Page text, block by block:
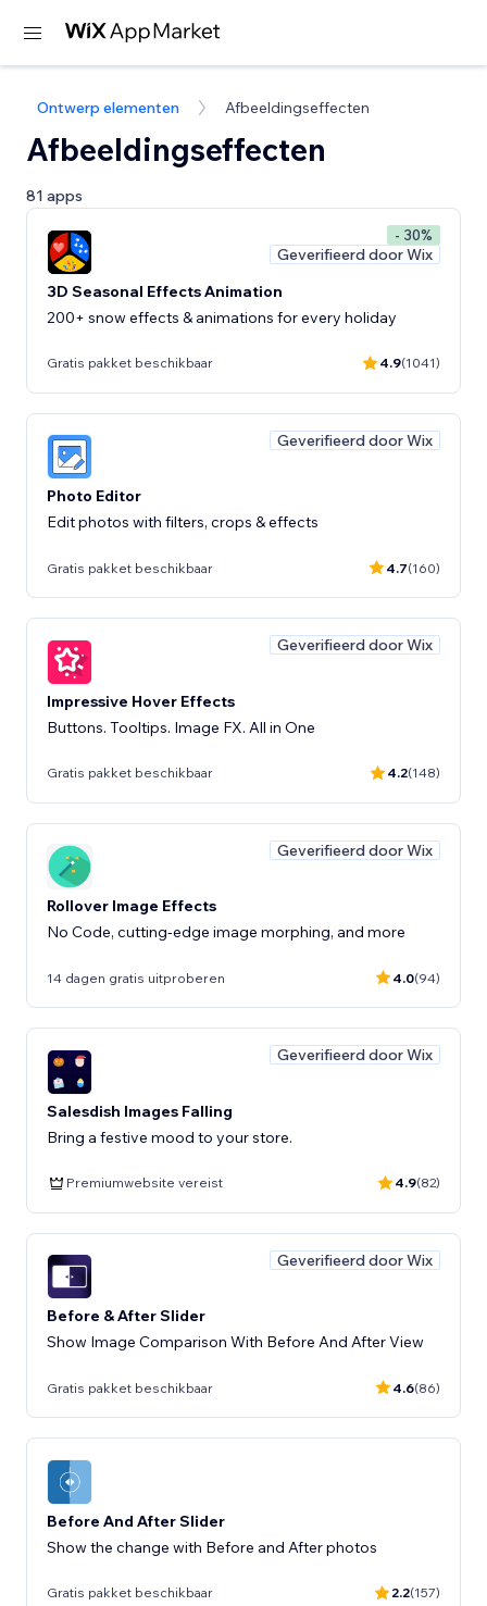
Ontwerp elementen Afbeeldingseffecten
Afbeeldingseffecten
81 apps
- 30%
Geverifieerd door Wix
3D Seasonal Effects Animation
200+ snow effects & animations for every holiday
Gratis pakket beschikbaar 4.9(1041)
Geverifieerd door Wix
Photo Editor
Edit photos with filters, crops & effects
Gratis pakket beschikbaar 4.7(160)
Geverifieerd door Wix
Impressive Hover Effects
Buttons. Tooltips. Image FX. All in One
Gratis pakket beschikbaar 4.2(148)
Geverifieerd door Wix
Rollover Image Effects
No Code, cutting-edge image morphing, and more
14 dagen gratis uitproberen 4.0(94)
Geverifieerd door Wix
Salesdish Images Falling
Bring a festive mood to your store.
Premiumwebsite vereist 4.9(82)
Geverifieerd door Wix
Before & After Slider
Show Image Comparison With Before And After View
Gratis pakket beschikbaar 4.6(86)
Before And After Slider
Show the change with Before and After photos
Gratis pakket beschikbaar 2.2(157)